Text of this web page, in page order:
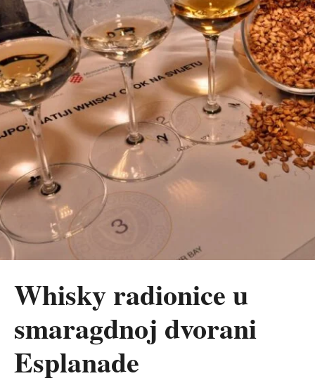
Whisky radionice u
smaragdnoj dvorani
Esplanade